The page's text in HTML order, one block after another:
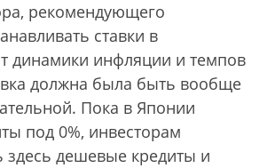
рекомендующего
ставки в
динамики инфляции и темпов
должна была быть вообще
Пока в Японии
под 0%, инвесторам
здесь дешевые кредиты и